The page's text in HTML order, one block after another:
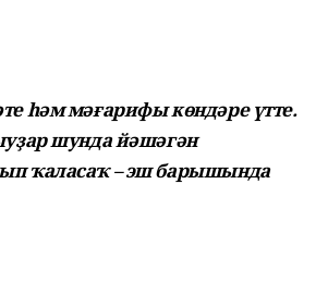
һәм мәғарифы көндәре үтте.
шунда йәшәгән
ҡаласаҡ – эш барышында